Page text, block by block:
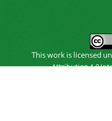
This work is licensed
Attribution 4.0